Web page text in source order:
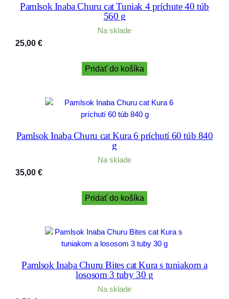
Pamlsok Inaba Churu cat Tuniak 4 príchute 40 túb
560 g
Na sklade
25,00 €
Pridať do košíka
Pamlsok Inaba Churu cat Kura 6 príchutí 60 túb 840
g
Na sklade
35,00 €
Pridať do košíka
Pamlsok Inaba Churu Bites cat Kura s tuniakom a
lososom 3 tuby 30 g
Na sklade